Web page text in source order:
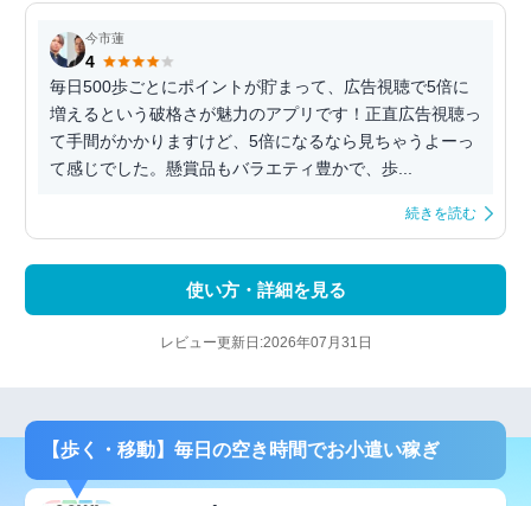
今市蓮
4
毎日500歩ごとにポイントが貯まって、広告視聴で5倍に
増えるという破格さが魅力のアプリです！正直広告視聴っ
て手間がかかりますけど、5倍になるなら見ちゃうよーっ
て感じでした。懸賞品もバラエティ豊かで、歩...
続きを読む
使い方・詳細を見る
レビュー更新日:2026年07月31日
【歩く・移動】毎日の空き時間でお小遣い稼ぎ